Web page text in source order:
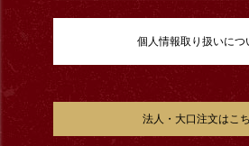
個人情報取り扱いにつ
法人・大口注文はこ